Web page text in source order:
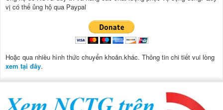
vị có thể ủng hộ qua Paypal
Hoặc qua nhiều hình thức chuyển khoản.khác. Thông tin chi tiết vui lòng
xem tại đây.